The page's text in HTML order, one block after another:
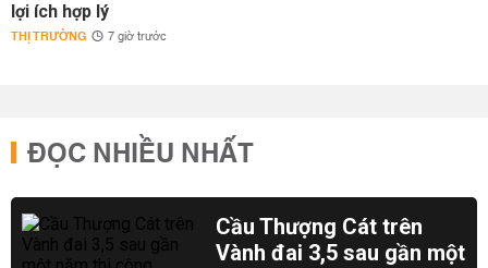
lợi ích hợp lý
THỊ TRƯỜNG 7 giờ trước
ĐỌC NHIỀU NHẤT
Cầu Thượng Cát trên
Vành đai 3,5 sau gần một